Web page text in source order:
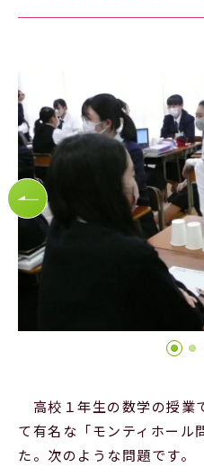
受験生の方へ
よくあるご質問
採用情報
高校１年生の数学の授業
て有名な「モンティホール
た。次のような問題です。